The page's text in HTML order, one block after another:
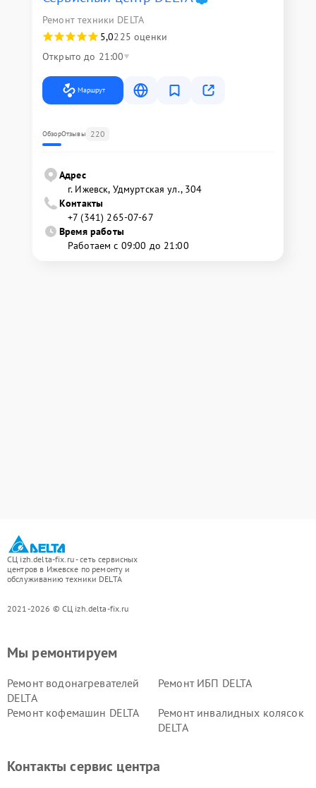
Ремонт техники DELTA
5,0225 оценки
Открыто до 21:00
Маршрут
ОбзорОтзывы 220
Адрес
г. Ижевск, Удмуртская ул., 304
Контакты
+7 (341) 265-07-67
Время работы
Работаем с 09:00 до 21:00
СЦ izh.delta-fix.ru - сеть сервисных
центров в Ижевске по ремонту и
обслуживанию техники DELTA
2021-2026 © СЦ izh.delta-fix.ru
Мы ремонтируем
Ремонт водонагревателей
DELTA
Ремонт ИБП DELTA
Ремонт кофемашин DELTA
Ремонт инвалидных колясок
DELTA
Контакты сервис центра